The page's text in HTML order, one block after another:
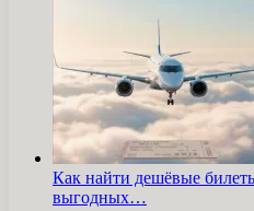
Как найти дешёвые
выгодных…